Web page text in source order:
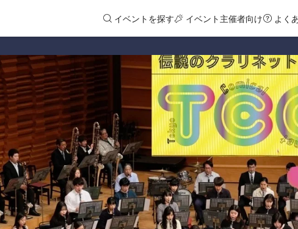
イベントを探す イベント主催者向け よく